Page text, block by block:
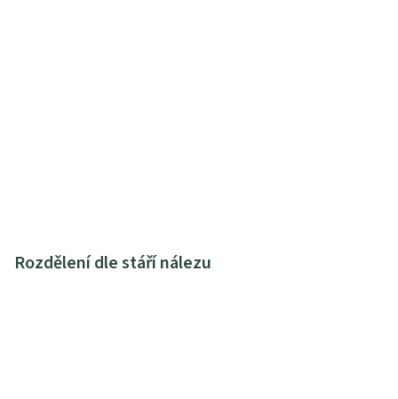
Rozdělení dle stáří nálezu